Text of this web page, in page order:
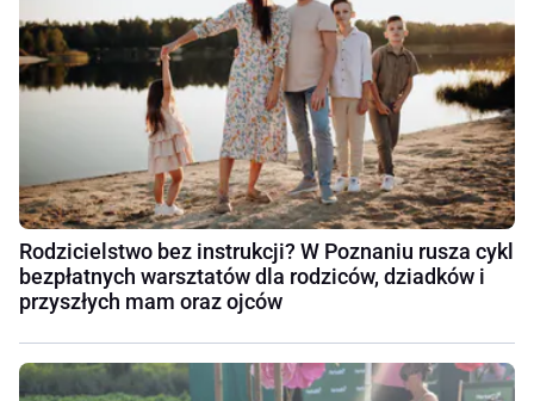
Rodzicielstwo bez instrukcji? W Poznaniu rusza cykl
bezpłatnych warsztatów dla rodziców, dziadków i
przyszłych mam oraz ojców